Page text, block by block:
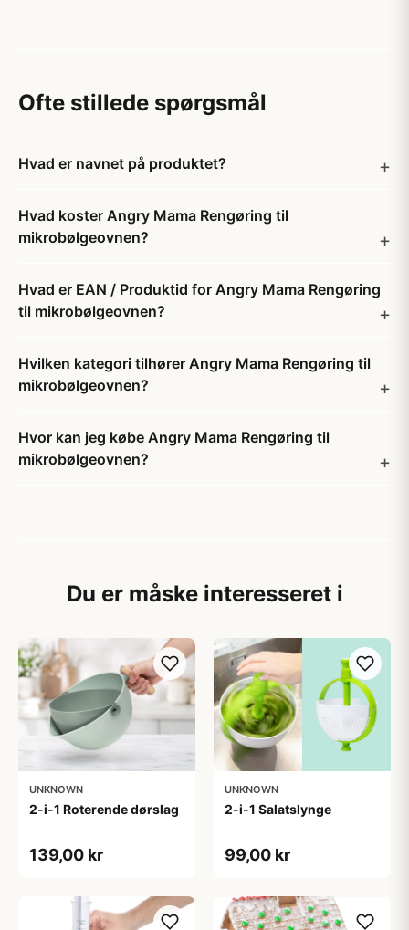
Ofte stillede spørgsmål
Hvad er navnet på produktet?
Hvad koster Angry Mama Rengøring til
mikrobølgeovnen?
Hvad er EAN / Produktid for Angry Mama Rengøring
til mikrobølgeovnen?
Hvilken kategori tilhører Angry Mama Rengøring til
mikrobølgeovnen?
Hvor kan jeg købe Angry Mama Rengøring til
mikrobølgeovnen?
Du er måske interesseret i
UNKNOWN
2-i-1 Roterende dørslag
139,00 kr
UNKNOWN
2-i-1 Salatslynge
99,00 kr